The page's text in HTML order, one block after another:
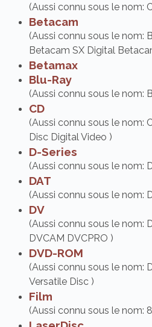
(Aussi connu sous le nom:
Betacam
(Aussi connu sous le nom:
Betacam SX Digital
Betamax
Blu-Ray
(Aussi connu sous le nom:
CD
(Aussi connu sous le
Disc Digital Video )
D-Series
(Aussi connu sous le nom:
DAT
(Aussi connu sous le nom:
DV
(Aussi connu sous le nom:
DVCAM DVCPRO )
DVD-ROM
(Aussi connu sous le nom:
Versatile Disc )
Film
(Aussi connu sous le nom: